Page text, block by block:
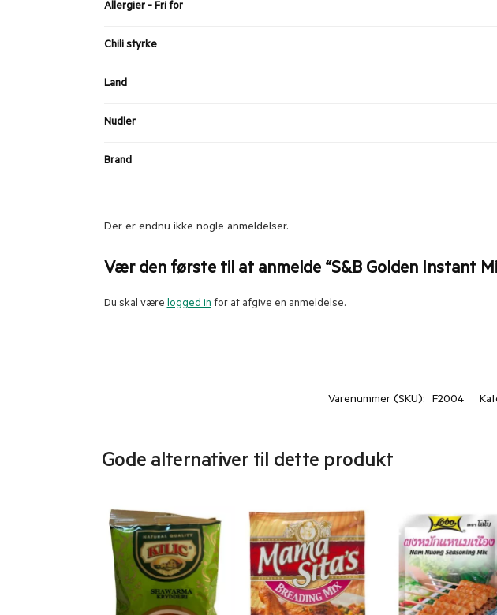
Allergier - Fri for
Chili styrke
Land
Nudler
Brand
Der er endnu ikke nogle anmeldelser.
Vær den første til at anmelde “S&B Golden Instant
Du skal værelogged infor at afgive en anmeldelse.
Varenummer (SKU): F2004
Gode alternativer til dette produkt